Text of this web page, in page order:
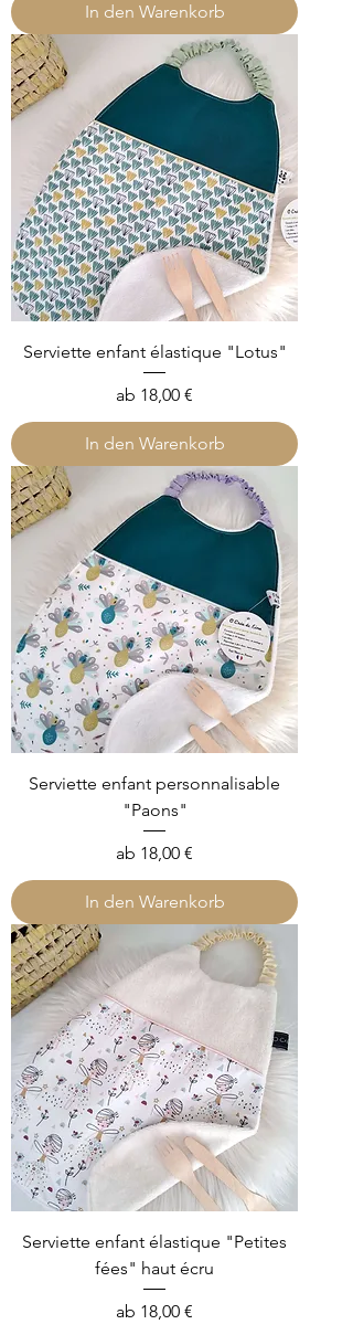
In den Warenkorb
Serviette enfant élastique "Lotus"
ab 18,00 €
Sale-Preis
In den Warenkorb
Serviette enfant personnalisable
"Paons"
ab 18,00 €
Sale-Preis
In den Warenkorb
Serviette enfant élastique "Petites
fées" haut écru
ab 18,00 €
Sale-Preis